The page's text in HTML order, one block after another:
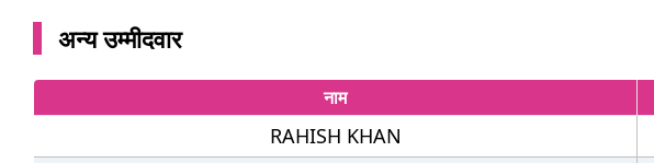
अन्य उम्मीदवार
नाम
RAHISH KHAN